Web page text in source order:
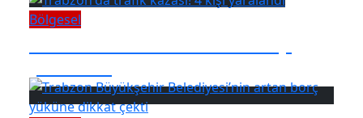
Bölgesel